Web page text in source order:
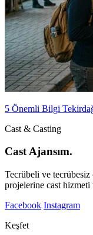
5 Önemli Bilgi
Cast & Casting
Cast Ajansım.
Tecrübeli ve
projelerine cast hizmeti
Facebook Instagram
Keşfet